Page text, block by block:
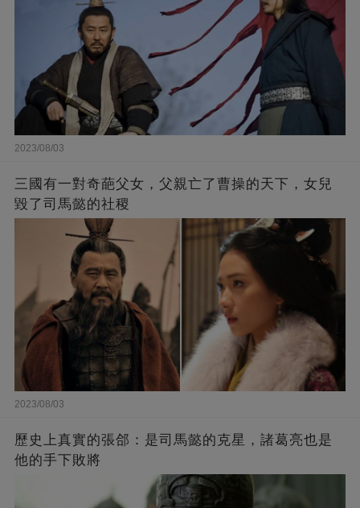
2023/08/03
三國有一對奇葩父女，父親亡了曹操的天下，女兒
毀了司馬懿的社稷
2023/08/03
歷史上真實的張郃：是司馬懿的克星，諸葛亮也是
他的手下敗將